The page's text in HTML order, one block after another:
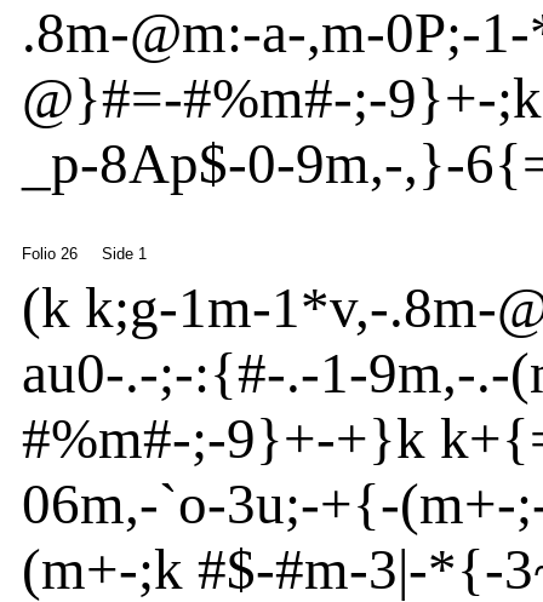
.8m-@m:-a-,m-0P;-1-
@}#=-#%m#-;-9}+-
_p-8Ap$-0-9m,-,}-6{
Folio 26 Side 1
(k k;g-1m-1*v,-.8m-
au0-.-;-:{#-.-1-9m,-.-
#%m#-;-9}+-+}k k+{
06m,-`o-3u;-+{-(m+-;
(m+-;k #$-#m-3|-*{-